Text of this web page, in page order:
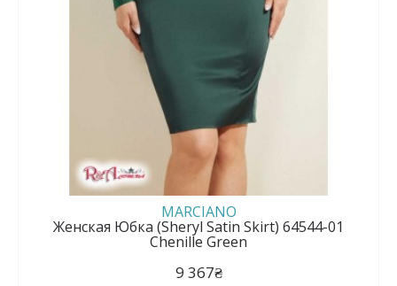
MARCIANO
Женская Юбка (Sheryl Satin Skirt) 64544-01
Chenille Green
9 367₴